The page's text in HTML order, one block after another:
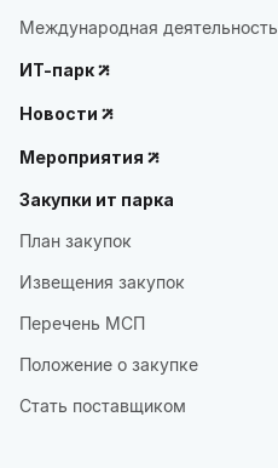
Международная деятельность
ИТ-парк
Новости
Мероприятия
Закупки ит парка
План закупок
Извещения закупок
Перечень МСП
Положение о закупке
Стать поставщиком